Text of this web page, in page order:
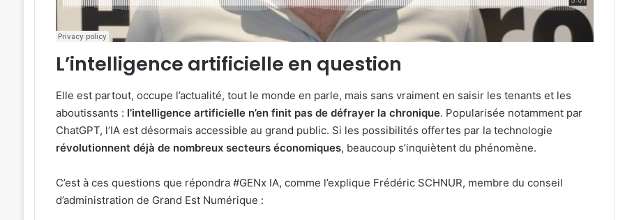
L’intelligence artificielle en question
Elle est partout, occupe l’actualité, tout le monde en parle, mais sans vraiment en saisir les tenants et les
aboutissants : l’intelligence artificielle n’en finit pas de défrayer la chronique. Popularisée notamment par
ChatGPT, l’IA est désormais accessible au grand public. Si les possibilités offertes par la technologie
révolutionnent déjà de nombreux secteurs économiques, beaucoup s’inquiètent du phénomène.
C’est à ces questions que répondra #GENx IA, comme l’explique Frédéric SCHNUR, membre du conseil
d’administration de Grand Est Numérique :